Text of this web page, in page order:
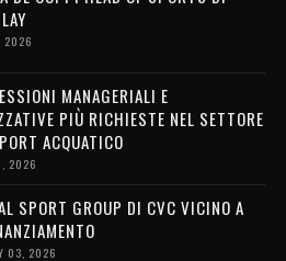
2026
MANAGERIALI E
PIÙ RICHIESTE NEL SETTORE
ACQUATICO
2026
SPORT GROUP DI CVC VICINO A
03, 2026